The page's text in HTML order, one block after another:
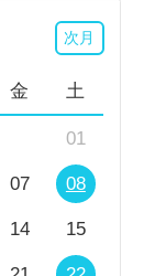
次月
金 土
01
07 08
14 15